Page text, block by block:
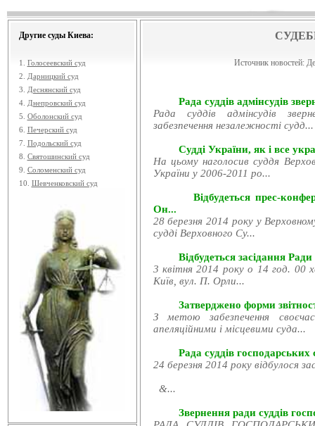
Другие суды Киева:
1. Голосеевский суд
2.
Дарницкий суд
3.
Деснянский суд
4. Днепровский суд
5. Оболонский суд
6. Печерский суд
7. Подольский суд
8. Святошинский суд
9. Соломенский суд
10. Шевченковский суд
Источник новостей:
Рада суддів адмінсудів
Рада суддів адмінсудів
забезпечення незалежності судд...
Судді України, як і все
На цьому наголосив суддя
України у 2006-2011 ро...
Відбудеться прес-
Он...
28 березня 2014 року у
судді Верховного Су...
Відбудеться засідання
3 квітня 2014 року о 14 год. 00
Київ, вул. П. Орли...
Затверджено форми
З метою забезпечення
апеляційними і місцевими суда...
Рада суддів господарських
24 березня 2014 року відбулося
&...
Звернення ради суддів